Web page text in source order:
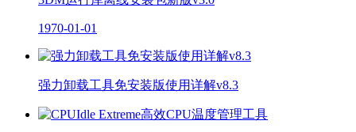
1970-01-01
强力卸载工具免安装版使用详解v8.3